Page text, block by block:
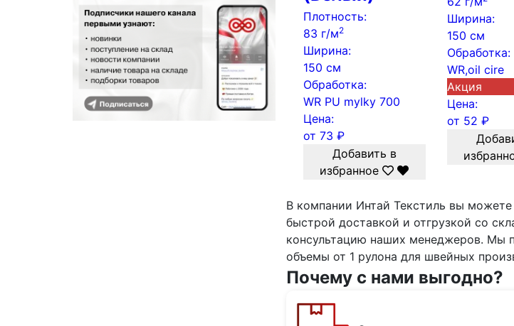
Плотность:
83 г/м2
Ширина:
150 см
Обработка:
WR PU mylky 700
Цена:
от 73 ₽
Добавить в
избранное
Ширина:
150 см
Обработка:
WR,oil cire
Акция
Цена:
от 52 ₽
В компании Интай Текстиль вы можете
быстрой доставкой и отгрузкой со
консультацию наших менеджеров. Мы
объемы от 1 рулона для швейных
Почему с нами выгодно?